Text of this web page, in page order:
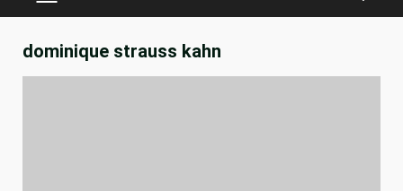
PRIMARY
dominique strauss kahn